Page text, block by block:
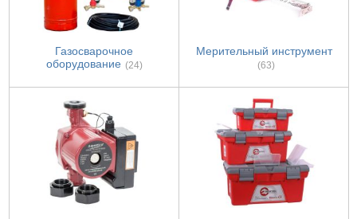
Газосварочное
оборудование (24)
Мерительный инструмент
(63)